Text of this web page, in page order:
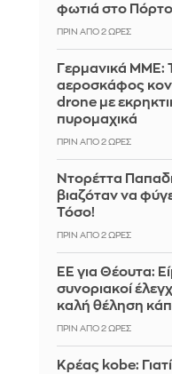
φωτιά στο
ΠΡΙΝ ΑΠΌ 2 ΏΡΕΣ
Γερμανικά ΜΜΕ:
αεροσκάφος
drone με
πυρομαχικά
ΠΡΙΝ ΑΠΌ 2 ΏΡΕΣ
Ντορέττα
βιαζόταν να
Τόσο!
ΠΡΙΝ ΑΠΌ 2 ΏΡΕΣ
ΕΕ για Θέουτα:
συνοριακοί
καλή θέληση
ΠΡΙΝ ΑΠΌ 2 ΏΡΕΣ
Κρέας kobe: